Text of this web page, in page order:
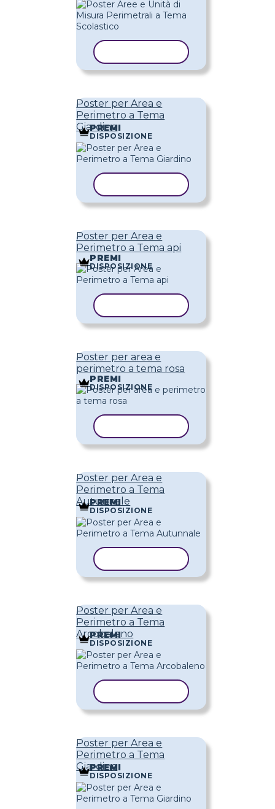
Poster per Area e
Perimetro a Tema
Giardino
PREMI
DISPOSIZIONE
Poster per Area e
Perimetro a Tema api
PREMI
DISPOSIZIONE
Poster per area e
perimetro a tema rosa
PREMI
DISPOSIZIONE
Poster per Area e
Perimetro a Tema
Autunnale
PREMI
DISPOSIZIONE
Poster per Area e
Perimetro a Tema
Arcobaleno
PREMI
DISPOSIZIONE
Poster per Area e
Perimetro a Tema
Giardino
PREMI
DISPOSIZIONE